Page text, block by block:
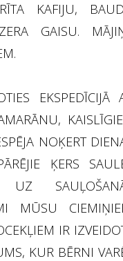
KAFIJU,
GAISU.
EKSPEDĪCIJĀ
NOĶERT
ĶERS
UZ
MŪSU
IR
KUR BĒRNI